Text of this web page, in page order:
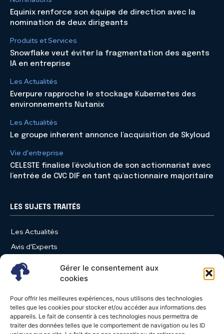
Gérer le consentement aux
cookies
Pour offrir les meilleures expériences, nous utilisons des technologies
telles que les cookies pour stocker et/ou accéder aux informations des
appareils. Le fait de consentir à ces technologies nous permettra de
traiter des données telles que le comportement de navigation ou les ID
Equinix renforce son équipe de direction avec la
nomination de deux dirigeants
Produits et Services
Snowflake veut éviter la fragmentation des agents
IA en entreprise
Les Actualités
Everpure rapproche le stockage Kubernetes des
environnements Nutanix
Les Actualités
Le groupe inherent annonce l’acquisition de Skyloud
Vie d'entreprise
CELESTE finalise l’évolution de son actionnariat avec
l’entrée de CVC DIF en tant qu’actionnaire majoritaire
LES SUJETS TRAITÉS
Les Actualités
Avis d'Experts
Produits et Services
Vie d'entreprise
Nominations
Études